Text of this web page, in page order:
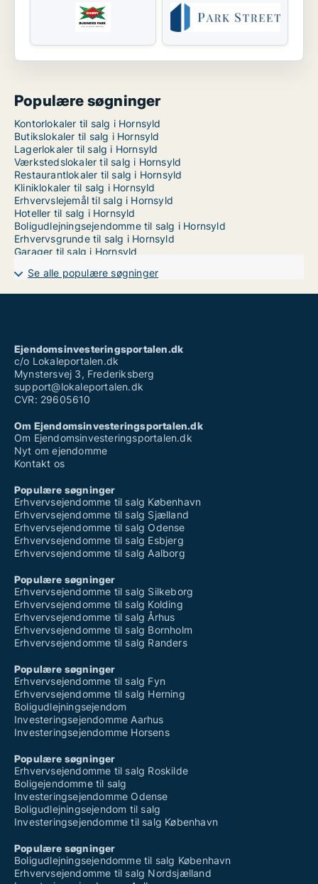
Populære søgninger
Kontorlokaler til salg i Hornsyld
Butikslokaler til salg i Hornsyld
Lagerlokaler til salg i Hornsyld
Værkstedslokaler til salg i Hornsyld
Restaurantlokaler til salg i Hornsyld
Kliniklokaler til salg i Hornsyld
Erhvervslejemål til salg i Hornsyld
Hoteller til salg i Hornsyld
Boligudlejningsejendomme til salg i Hornsyld
Erhvervsgrunde til salg i Hornsyld
Garager til salg i Hornsyld
Se alle populære søgninger
Ejendomsinvesteringsportalen.dk
c/o Lokaleportalen.dk
Mynstersvej 3, Frederiksberg
support@lokaleportalen.dk
CVR: 29605610
Om Ejendomsinvesteringsportalen.dk
Om Ejendomsinvesteringsportalen.dk
Nyt om ejendomme
Kontakt os
Populære søgninger
Erhvervsejendomme til salg København
Erhvervsejendomme til salg Sjælland
Erhvervsejendomme til salg Odense
Erhvervsejendomme til salg Esbjerg
Erhvervsejendomme til salg Aalborg
Populære søgninger
Erhvervsejendomme til salg Silkeborg
Erhvervsejendomme til salg Kolding
Erhvervsejendomme til salg Århus
Erhvervsejendomme til salg Bornholm
Erhvervsejendomme til salg Randers
Populære søgninger
Erhvervsejendomme til salg Fyn
Erhvervsejendomme til salg Herning
Boligudlejningsejendom
Investeringsejendomme Aarhus
Investeringsejendomme Horsens
Populære søgninger
Erhvervsejendomme til salg Roskilde
Boligejendomme til salg
Investeringsejendomme Odense
Boligudlejningsejendom til salg
Investeringsejendomme til salg København
Populære søgninger
Boligudlejningsejendomme til salg København
Erhvervsejendomme til salg Nordsjælland